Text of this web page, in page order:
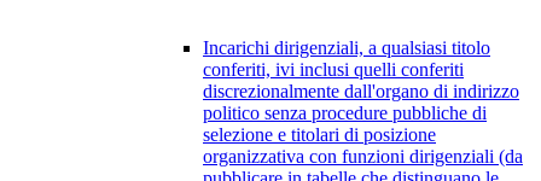
Incarichi dirigenziali, a qualsiasi titolo
conferiti, ivi inclusi quelli conferiti
discrezionalmente dall'organo di indirizzo
politico senza procedure pubbliche di
selezione e titolari di posizione
organizzativa con funzioni dirigenziali (da